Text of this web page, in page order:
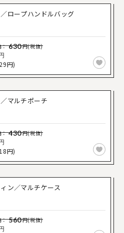
ロープハンドルバッグ
：630円(税抜)
円)
マルチポーチ
：430円(税抜)
円)
ン／マルチケース
：560円(税抜)